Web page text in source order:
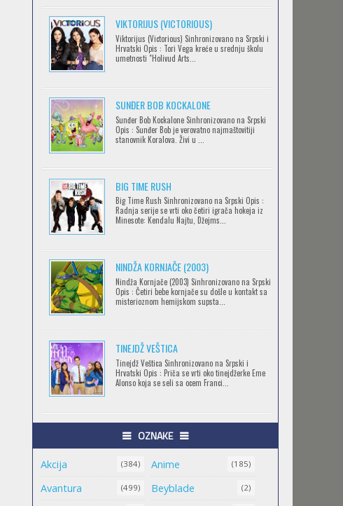
Feb 12 2023 |
SERVAMP
Feb 12 2023 |Gledaj »
2.43: SEIIN HIGH SCHOOL BOYS
VOLLEYBALL TEAM
CLEAN FREAK! AOYAMA-KUN
RECORD OF RAGNAROK
Feb 11 2023 |Gledaj »
TORADORA
Feb 11 2023 |Gledaj »
TRIGUN STAMPEDE
Feb 11 2023 |Gledaj »
ORIENT
VIKTORIJUS (VICTORIOUS)
Viktorijus (Victorious) Sinhronizovano na Srpski i
Hrvatski Opis : Tori Vega kreće u srednju školu
umetnosti "Holivud Arts...
SUNĐER BOB KOCKALONE
Sunđer Bob Kockalone Sinhronizovano na Srpski
Opis : Sunđer Bob je verovatno najmaštovitiji
stanovnik Koralova. Živi u ...
BIG TIME RUSH
Big Time Rush Sinhronizovano na Srpski Opis :
Radnja serije se vrti oko četiri igrača hokeja iz
Minesote: Kendalu Najtu, Džejms...
NINDŽA KORNJAČE (2003)
Nindža Kornjače (2003) Sinhronizovano na Srpski
Opis : Četiri bebe kornjače su došle u kontakt sa
misterioznom hemijskom supsta...
TINEJDŽ VEŠTICA
Tinejdž Veštica Sinhronizovano na Srpski i
Hrvatski Opis : Priča se vrti oko tinejdžerke Eme
Alonso koja se seli sa ocem Franci...
OZNAKE
Akcija (384) Anime (185)
Avantura (499) Beyblade (2)